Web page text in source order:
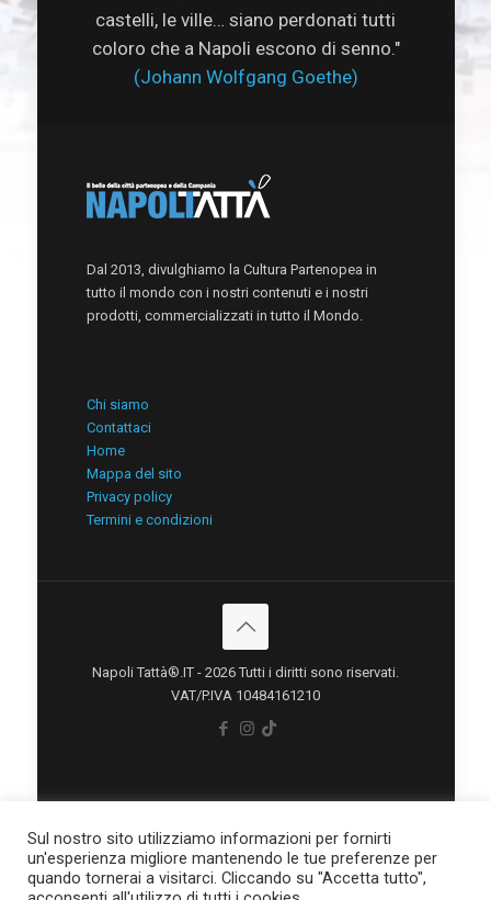
castelli, le ville… siano perdonati tutti
coloro che a Napoli escono di senno."
(Johann Wolfgang Goethe)
Dal 2013, divulghiamo la Cultura Partenopea in
tutto il mondo con i nostri contenuti e i nostri
prodotti, commercializzati in tutto il Mondo.
Chi siamo
Contattaci
Home
Mappa del sito
Privacy policy
Termini e condizioni
Napoli Tattà®.IT - 2026 Tutti i diritti sono riservati.
VAT/P.IVA 10484161210
Sul nostro sito utilizziamo informazioni per fornirti
un'esperienza migliore mantenendo le tue preferenze per
quando tornerai a visitarci. Cliccando su "Accetta tutto",